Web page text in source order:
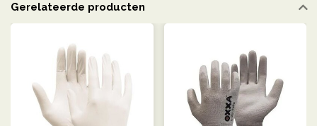
Gerelateerde producten